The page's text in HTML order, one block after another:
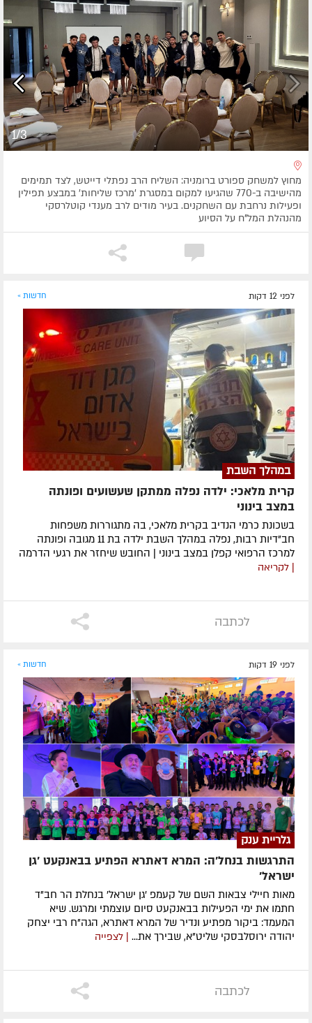
1/3
מחוץ למשחק ספורט ברומניה: השליח הרב נפתלי דייטש, לצד תמימים
מהישיבה ב-770 שהגיעו למקום במסגרת 'מרכז שליחות' במבצע תפילין
ופעילות נרחבת עם השחקנים. בעיר מודים לרב מענדי קוטלרסקי
מהנהלת המל"ח על הסיוע
לפני 12 דקות חדשות »
במהלך השבת
קרית מלאכי: ילדה נפלה ממתקן שעשועים ופונתה
במצב בינוני
בשכונת כרמי הנדיב בקרית מלאכי, בה מתגוררות משפחות
חב"דיות רבות, נפלה במהלך השבת ילדה בת 11 מגובה ופונתה
למרכז הרפואי קפלן במצב בינוני | החובש שיחזר את רגעי הדרמה
| לקריאה
לכתבה
לפני 19 דקות חדשות »
גלריית ענק
התרגשות בנחל'ה: המרא דאתרא הפתיע בבאנקעט 'גן
ישראל'
מאות חיילי צבאות השם של קעמפ 'גן ישראל' בנחלת הר חב"ד
חתמו את ימי הפעילות בבאנקעט סיום עוצמתי ומרגש. שיא
המעמד: ביקור מפתיע ונדיר של המרא דאתרא, הגה"ח רבי יצחק
יהודה ירוסלבסקי שליט"א, שבירך את... | לצפייה
לכתבה